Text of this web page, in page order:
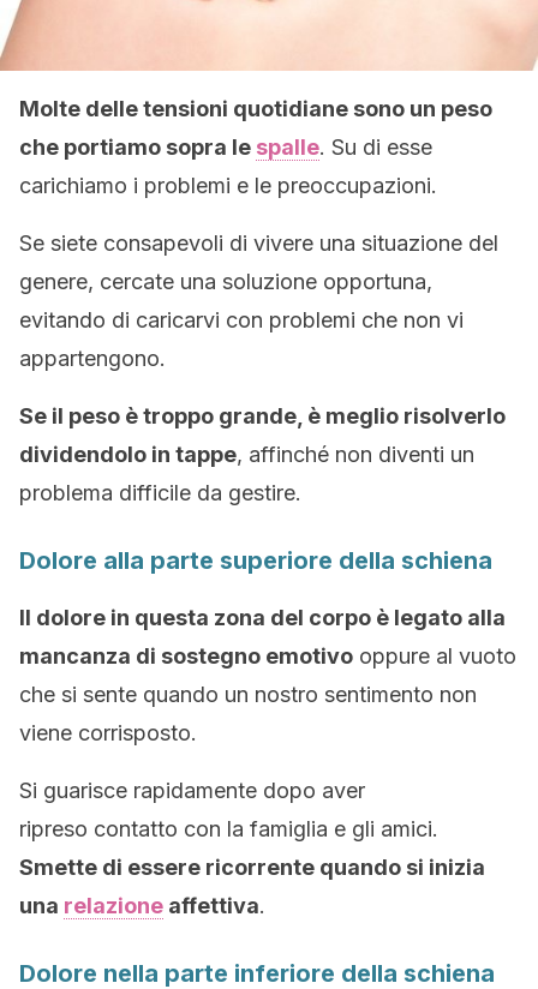
Molte delle tensioni quotidiane sono un peso
che portiamo sopra le spalle. Su di esse
carichiamo i problemi e le preoccupazioni.
Se siete consapevoli di vivere una situazione del
genere, cercate una soluzione opportuna,
evitando di caricarvi con problemi che non vi
appartengono.
Se il peso è troppo grande, è meglio risolverlo
dividendolo in tappe, affinché non diventi un
problema difficile da gestire.
Dolore alla parte superiore della schiena
Il dolore in questa zona del corpo è legato alla
mancanza di sostegno emotivo oppure al vuoto
che si sente quando un nostro sentimento non
viene corrisposto.
Si guarisce rapidamente dopo aver
ripreso contatto con la famiglia e gli amici.
Smette di essere ricorrente quando si inizia
una relazione affettiva.
Dolore nella parte inferiore della schiena